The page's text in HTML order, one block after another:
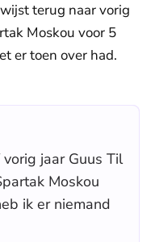
terug naar vorig
Moskou voor 5
er toen over had.
jaar Guus Til
Moskou
ik er niemand